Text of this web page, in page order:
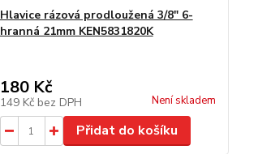
Hlavice rázová prodloužená 3/8" 6-
hranná 21mm KEN5831820K
180 Kč
149 Kč bez DPH Není skladem
Přidat do košíku